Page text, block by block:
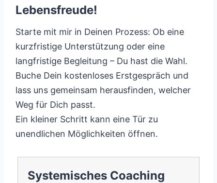
Lebensfreude!
Starte mit mir in Deinen Prozess: Ob eine
kurzfristige Unterstützung oder eine
langfristige Begleitung – Du hast die Wahl.
Buche Dein kostenloses Erstgespräch und
lass uns gemeinsam herausfinden, welcher
Weg für Dich passt.
Ein kleiner Schritt kann eine Tür zu
unendlichen Möglichkeiten öffnen.
Systemisches Coaching